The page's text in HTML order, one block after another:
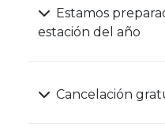
Estamos
estación del año
Cancelación